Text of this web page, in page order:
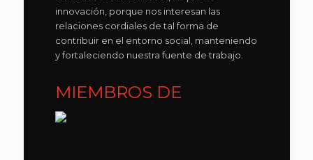
innovación, porque nos interesan las
relaciones cordiales de tal forma de
contribuir en el entorno social, manteniendo
y fortaleciendo nuestra fuente de trabajo.
MIEMBROS DE